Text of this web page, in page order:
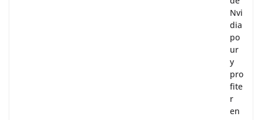
Nvi
dia
po
ur
y
pro
fite
r
en